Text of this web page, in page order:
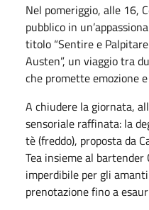
Nel pomeriggio, alle 16,
pubblico in
titolo “Sentire e
Austen”, un viaggio tra
che promette emozione
A chiudere la giornata,
sensoriale raffinata: la
tè (freddo), proposta da
Tea insieme al
imperdibile per gli
prenotazione fino a